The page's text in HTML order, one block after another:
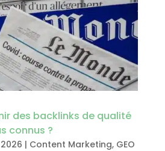
des backlinks de qualité
connus ?
| Content Marketing, GEO